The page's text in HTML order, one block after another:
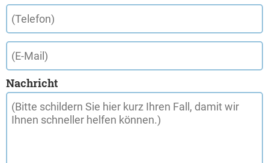
Nachricht